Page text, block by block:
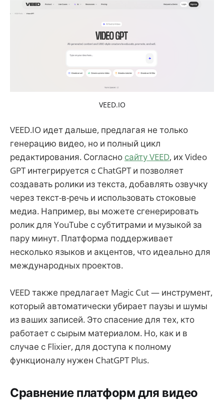
VEED.IO
VEED.IO идет дальше, предлагая не только
генерацию видео, но и полный цикл
редактирования. Согласно сайту VEED, их Video
GPT интегрируется с ChatGPT и позволяет
создавать ролики из текста, добавлять озвучку
через текст-в-речь и использовать стоковые
медиа. Например, вы можете сгенерировать
ролик для YouTube с субтитрами и музыкой за
пару минут. Платформа поддерживает
несколько языков и акцентов, что идеально для
международных проектов.
VEED также предлагает Magic Cut — инструмент,
который автоматически убирает паузы и шумы
из ваших записей. Это спасение для тех, кто
работает с сырым материалом. Но, как и в
случае с Flixier, для доступа к полному
функционалу нужен ChatGPT Plus.
Сравнение платформ для видео